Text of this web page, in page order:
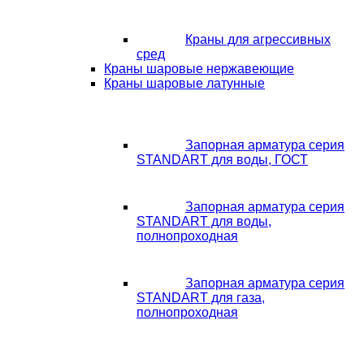
Краны для агрессивных
сред
Краны шаровые нержавеющие
Краны шаровые латунные
Запорная арматура серия
STANDART для воды, ГОСТ
Запорная арматура серия
STANDART для воды,
полнопроходная
Запорная арматура серия
STANDART для газа,
полнопроходная